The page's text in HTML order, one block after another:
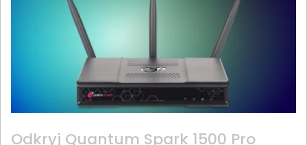
Odkryj Quantum Spark 1500 Pro